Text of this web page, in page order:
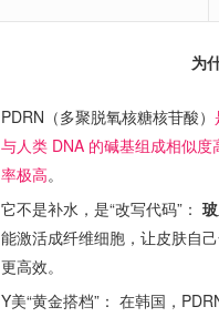
为
PDRN（多聚脱氧核糖核苷酸）
与人类 DNA 的碱基组成相似度
率极高。
它不是补水，是“改写代码”：
能激活成纤维细胞，让皮肤自
更高效。
Y美“黄金搭档”： 在韩国，